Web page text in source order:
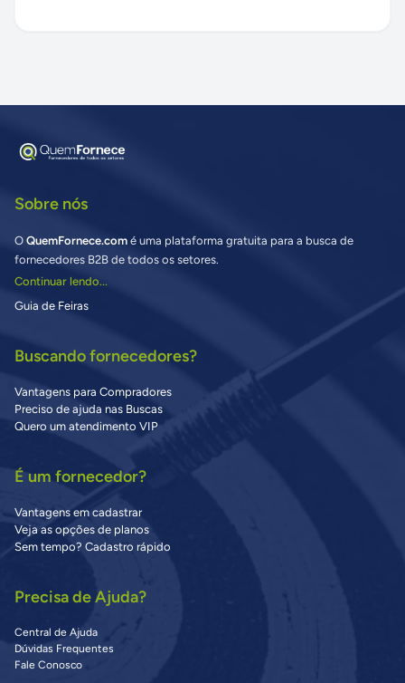
Sobre nós
O QuemFornece.com é uma plataforma gratuita para a busca de
fornecedores B2B de todos os setores.
Continuar lendo...
Guia de Feiras
Buscando fornecedores?
Vantagens para Compradores
Preciso de ajuda nas Buscas
Quero um atendimento VIP
É um fornecedor?
Vantagens em cadastrar
Veja as opções de planos
Sem tempo? Cadastro rápido
Precisa de Ajuda?
Central de Ajuda
Dúvidas Frequentes
Fale Conosco